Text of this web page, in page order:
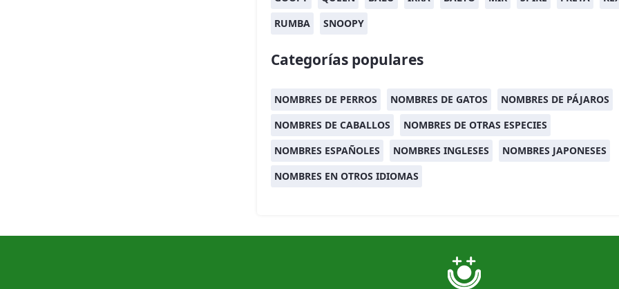
RUMBA
SNOOPY
Categorías populares
NOMBRES DE PERROS NOMBRES DE GATOS
NOMBRES DE PÁJAROS
NOMBRES DE CABALLOS
NOMBRES DE OTRAS ESPECIES
NOMBRES ESPAÑOLES
NOMBRES INGLESES
NOMBRES JAPONESES
NOMBRES EN OTROS IDIOMAS